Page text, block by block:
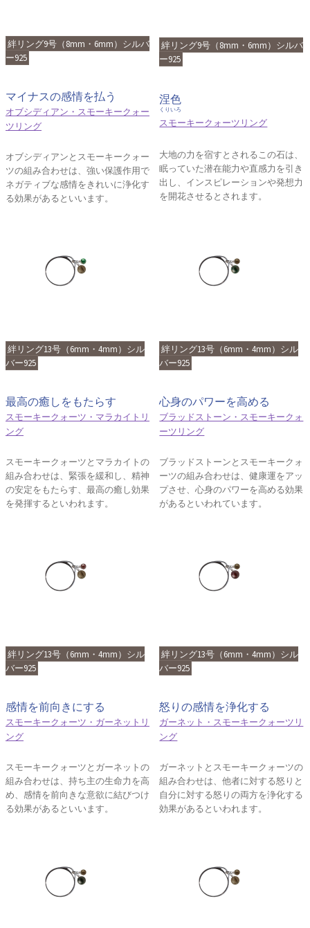
絆リング9号（8mm・6mm）シルバ
ー925
マイナスの感情を払う
オブシディアン・スモーキークォー
ツリング
オブシディアンとスモーキークォー
ツの組み合わせは、強い保護作用で
ネガティブな感情をきれいに浄化す
る効果があるといいます。
絆リング9号（8mm・6mm）シルバ
ー925
涅色
くりいろ
スモーキークォーツリング
大地の力を宿すとされるこの石は、
眠っていた潜在能力や直感力を引き
出し、インスピレーションや発想力
を開花させるとされます。
絆リング13号（6mm・4mm）シル
バー925
最高の癒しをもたらす
スモーキークォーツ・マラカイトリ
ング
スモーキークォーツとマラカイトの
組み合わせは、緊張を緩和し、精神
の安定をもたらす、最高の癒し効果
を発揮するといわれます。
絆リング13号（6mm・4mm）シル
バー925
心身のパワーを高める
ブラッドストーン・スモーキークォ
ーツリング
ブラッドストーンとスモーキークォ
ーツの組み合わせは、健康運をアッ
プさせ、心身のパワーを高める効果
があるといわれています。
絆リング13号（6mm・4mm）シル
バー925
感情を前向きにする
スモーキークォーツ・ガーネットリ
ング
スモーキークォーツとガーネットの
組み合わせは、持ち主の生命力を高
め、感情を前向きな意欲に結びつけ
る効果があるといいます。
絆リング13号（6mm・4mm）シル
バー925
怒りの感情を浄化する
ガーネット・スモーキークォーツリ
ング
ガーネットとスモーキークォーツの
組み合わせは、他者に対する怒りと
自分に対する怒りの両方を浄化する
効果があるといわれます。